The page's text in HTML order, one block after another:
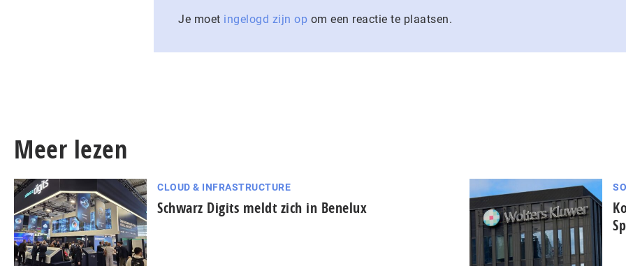
Je moet ingelogd zijn op om een reactie te plaatsen.
Meer lezen
CLOUD & INFRASTRUCTURE
Schwarz Digits meldt zich in Benelux